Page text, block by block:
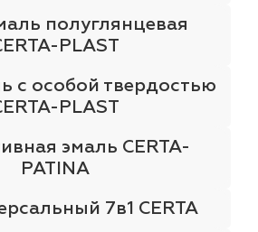
полуглянцевая
PLAST
с особой твердостью
PLAST
эмаль CERTA-
PATINA
7в1 CERTA